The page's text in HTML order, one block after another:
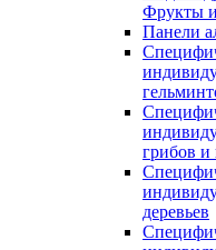
Фрукты
Панели
грибов и
деревьев